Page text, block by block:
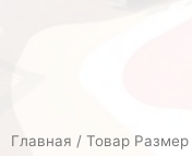
Главная / Товар Размер